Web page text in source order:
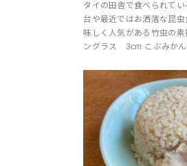
タイの田舎で食べられて
台や最近ではお洒落な昆
味しく人気がある竹虫の
ングラス 3cm こぶみか